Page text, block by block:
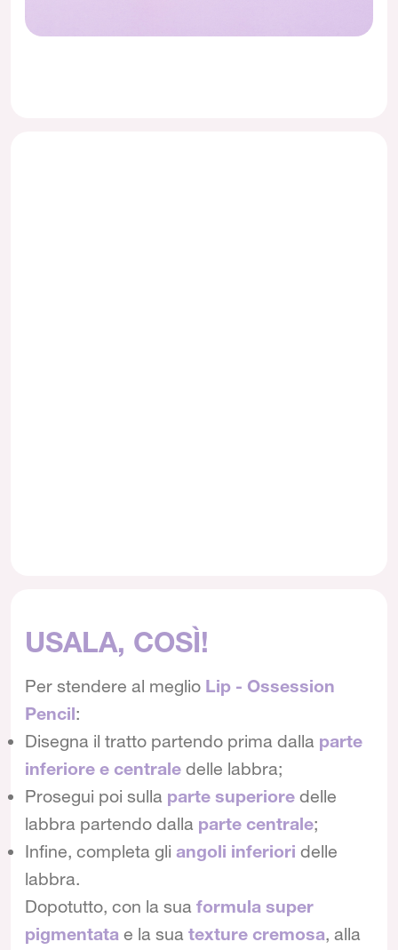
USALA, COSÌ!
Per stendere al meglio Lip - Ossession
Pencil:
Disegna il tratto partendo prima dalla parte
inferiore e centrale delle labbra;
Prosegui poi sulla parte superiore delle
labbra partendo dalla parte centrale;
Infine, completa gli angoli inferiori delle
labbra.
Dopotutto, con la sua formula super
pigmentata e la sua texture cremosa, alla